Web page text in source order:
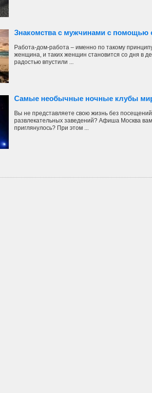
Знакомства с мужчинами с помощью
Работа-дом-работа – именно по такому
женщина, и таких женщин становится со дня в
радостью впустили ...
Самые необычные ночные клубы
Вы не представляете свою жизнь без
развлекательных заведений? Афиша Москва
приглянулось? При этом ...